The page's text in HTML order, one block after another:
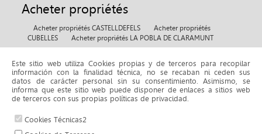
Acheter propriétés
Acheter propriétés CASTELLDEFELS
Acheter propriétés
CUBELLES
Acheter propriétés LA POBLA DE CLARAMUNT
Location propriétés
Location propriétés BELLMUNT DE L'URGELL
Este sitio web utiliza Cookies propias y de terceros para recopilar
información con la finalidad técnica, no se recaban ni ceden sus
datos de carácter personal sin su consentimiento. Asimismo, se
informa que este sitio web puede disponer de enlaces a sitios web
de terceros con sus propias políticas de privacidad.
Cookies Técnicas2